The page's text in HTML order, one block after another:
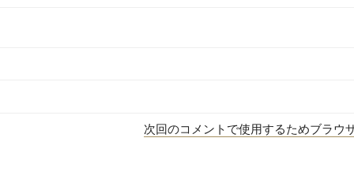
次回のコメントで使用するためブラウ